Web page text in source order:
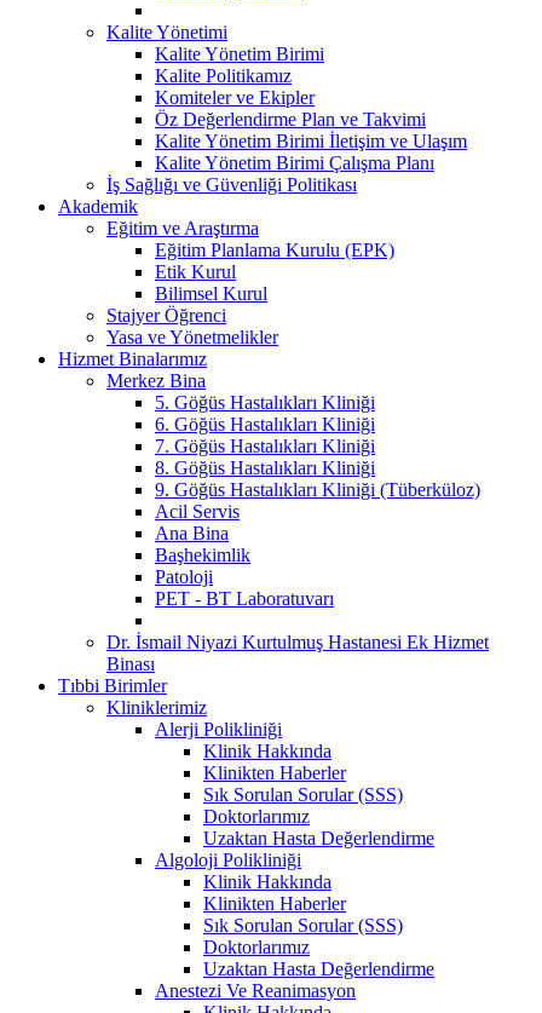
Kalite Yönetimi
Kalite Yönetim Birimi
Kalite Politikamız
Komiteler ve Ekipler
Öz Değerlendirme Plan ve Takvimi
Kalite Yönetim Birimi İletişim ve Ulaşım
Kalite Yönetim Birimi Çalışma Planı
İş Sağlığı ve Güvenliği Politikası
Akademik
Eğitim ve Araştırma
Eğitim Planlama Kurulu (EPK)
Etik Kurul
Bilimsel Kurul
Stajyer Öğrenci
Yasa ve Yönetmelikler
Hizmet Binalarımız
Merkez Bina
5. Göğüs Hastalıkları Kliniği
6. Göğüs Hastalıkları Kliniği
7. Göğüs Hastalıkları Kliniği
8. Göğüs Hastalıkları Kliniği
9. Göğüs Hastalıkları Kliniği (Tüberküloz)
Acil Servis
Ana Bina
Başhekimlik
Patoloji
PET - BT Laboratuvarı
Dr. İsmail Niyazi Kurtulmuş Hastanesi Ek Hizmet
Binası
Tıbbi Birimler
Kliniklerimiz
Alerji Polikliniği
Klinik Hakkında
Klinikten Haberler
Sık Sorulan Sorular (SSS)
Doktorlarımız
Uzaktan Hasta Değerlendirme
Algoloji Polikliniği
Klinik Hakkında
Klinikten Haberler
Sık Sorulan Sorular (SSS)
Doktorlarımız
Uzaktan Hasta Değerlendirme
Anestezi Ve Reanimasyon